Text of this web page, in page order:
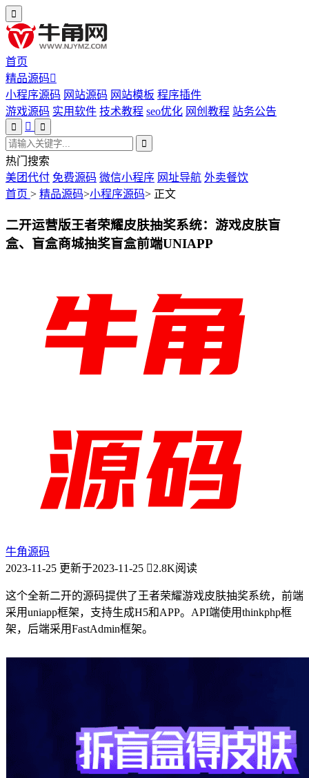
首页
精品源码
小程序源码 网站源码 网站模板 程序插件
游戏源码 实用软件 技术教程 seo优化 网创教程 站务公告
热门搜索
美团代付 免费源码 微信小程序 网址导航 外卖餐饮
首页 > 精品源码>小程序源码> 正文
二开运营版王者荣耀皮肤抽奖系统：游戏皮肤盲
盒、盲盒商城抽奖盲盒前端UNIAPP
牛角源码
2023-11-25 更新于2023-11-25 2.8K阅读
这个全新二开的源码提供了王者荣耀游戏皮肤抽奖系统，前端
采用uniapp框架，支持生成H5和APP。API端使用thinkphp框
架，后端采用FastAdmin框架。